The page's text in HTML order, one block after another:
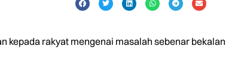
kepada rakyat mengenai masalah sebenar bekalan